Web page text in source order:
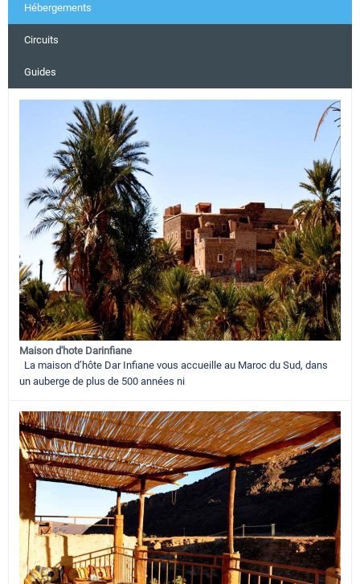
Hébergements
Circuits
Guides
Maison d'hote Darinfiane
La maison d’hôte Dar Infiane vous accueille au Maroc du Sud, dans
un auberge de plus de 500 années ni